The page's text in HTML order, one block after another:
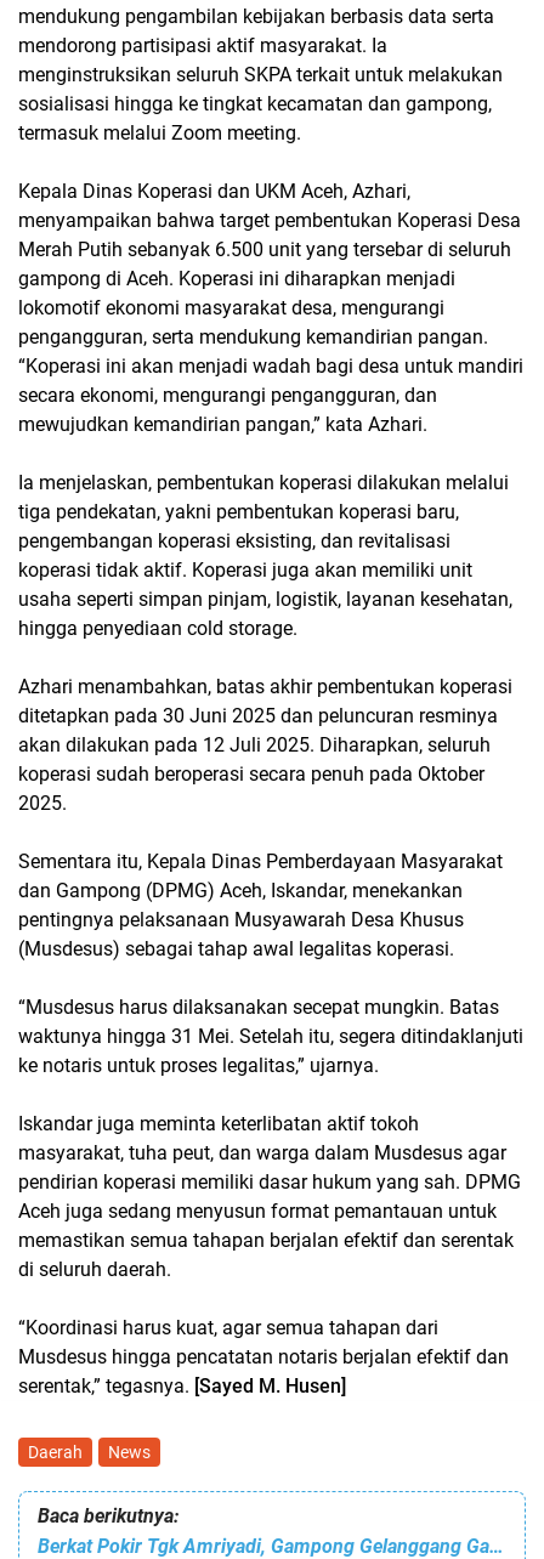
mendukung pengambilan kebijakan berbasis data serta
mendorong partisipasi aktif masyarakat. Ia
menginstruksikan seluruh SKPA terkait untuk melakukan
sosialisasi hingga ke tingkat kecamatan dan gampong,
termasuk melalui Zoom meeting.
Kepala Dinas Koperasi dan UKM Aceh, Azhari,
menyampaikan bahwa target pembentukan Koperasi Desa
Merah Putih sebanyak 6.500 unit yang tersebar di seluruh
gampong di Aceh. Koperasi ini diharapkan menjadi
lokomotif ekonomi masyarakat desa, mengurangi
pengangguran, serta mendukung kemandirian pangan.
“Koperasi ini akan menjadi wadah bagi desa untuk mandiri
secara ekonomi, mengurangi pengangguran, dan
mewujudkan kemandirian pangan,” kata Azhari.
Ia menjelaskan, pembentukan koperasi dilakukan melalui
tiga pendekatan, yakni pembentukan koperasi baru,
pengembangan koperasi eksisting, dan revitalisasi
koperasi tidak aktif. Koperasi juga akan memiliki unit
usaha seperti simpan pinjam, logistik, layanan kesehatan,
hingga penyediaan cold storage.
Azhari menambahkan, batas akhir pembentukan koperasi
ditetapkan pada 30 Juni 2025 dan peluncuran resminya
akan dilakukan pada 12 Juli 2025. Diharapkan, seluruh
koperasi sudah beroperasi secara penuh pada Oktober
2025.
Sementara itu, Kepala Dinas Pemberdayaan Masyarakat
dan Gampong (DPMG) Aceh, Iskandar, menekankan
pentingnya pelaksanaan Musyawarah Desa Khusus
(Musdesus) sebagai tahap awal legalitas koperasi.
“Musdesus harus dilaksanakan secepat mungkin. Batas
waktunya hingga 31 Mei. Setelah itu, segera ditindaklanjuti
ke notaris untuk proses legalitas,” ujarnya.
Iskandar juga meminta keterlibatan aktif tokoh
masyarakat, tuha peut, dan warga dalam Musdesus agar
pendirian koperasi memiliki dasar hukum yang sah. DPMG
Aceh juga sedang menyusun format pemantauan untuk
memastikan semua tahapan berjalan efektif dan serentak
di seluruh daerah.
“Koordinasi harus kuat, agar semua tahapan dari
Musdesus hingga pencatatan notaris berjalan efektif dan
serentak,” tegasnya. [Sayed M. Husen]
Daerah News
Baca berikutnya:
Berkat Pokir Tgk Amriyadi, Gampong Gelanggang Gampong Kini Miliki Poskesdes Sendiri